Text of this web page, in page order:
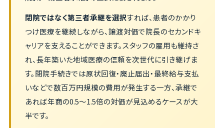
閉院ではなく第三者承継を選択すれば、患者のかかり
つけ医療を継続しながら、譲渡対価で院長のセカンドキ
ャリアを支えることができます。スタッフの雇用も維持さ
れ、長年築いた地域医療の信頼を次世代に引き継げま
す。閉院手続きでは原状回復・廃止届出・最終給与支払
いなどで数百万円規模の費用が発生する一方、承継で
あれば年商の0.5〜1.5倍の対価が見込めるケースが大
半です。